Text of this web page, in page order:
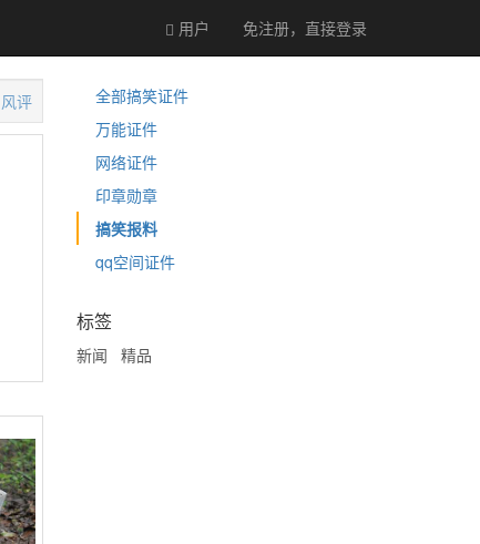
用户 免注册，直接登录
风评
全部搞笑证件
万能证件
网络证件
印章勋章
搞笑报料
qq空间证件
标签
新闻 精品